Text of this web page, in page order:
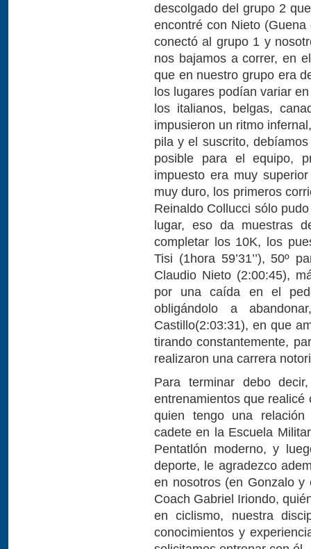
descolgado del grupo 2
encontré con Nieto
conectó al grupo 1 y
nos bajamos a correr, en
que en nuestro grupo era
los lugares podían variar
los italianos, belgas,
impusieron un ritmo
pila y el suscrito,
posible para el equipo,
impuesto era muy
muy duro, los primeros
Reinaldo Collucci sólo
lugar, eso da muestras
completar los 10K, los
Tisi (1hora 59’31’’), 50º
Claudio Nieto (2:00:45),
por una caída en el
obligándolo a
Castillo(2:03:31), en que
tirando constantemente,
realizaron una carrera
Para terminar debo
entrenamientos que
quien tengo una
cadete en la Escuela
Pentatlón moderno, y
deporte, le agradezco
en nosotros (en Gonzalo
Coach Gabriel Iriondo,
en ciclismo, nuestra
conocimientos y